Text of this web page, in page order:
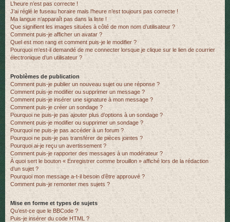
L’heure n’est pas correcte !
J’ai réglé le fuseau horaire mais l’heure n’est toujours pas correcte !
Ma langue n’apparaît pas dans la liste !
Que signifient les images situées à côté de mon nom d’utilisateur ?
Comment puis-je afficher un avatar ?
Quel est mon rang et comment puis-je le modifier ?
Pourquoi m’est-il demandé de me connecter lorsque je clique sur le lien de courrier
électronique d’un utilisateur ?
Problèmes de publication
Comment puis-je publier un nouveau sujet ou une réponse ?
Comment puis-je modifier ou supprimer un message ?
Comment puis-je insérer une signature à mon message ?
Comment puis-je créer un sondage ?
Pourquoi ne puis-je pas ajouter plus d’options à un sondage ?
Comment puis-je modifier ou supprimer un sondage ?
Pourquoi ne puis-je pas accéder à un forum ?
Pourquoi ne puis-je pas transférer de pièces jointes ?
Pourquoi ai-je reçu un avertissement ?
Comment puis-je rapporter des messages à un modérateur ?
À quoi sert le bouton « Enregistrer comme brouillon » affiché lors de la rédaction
d’un sujet ?
Pourquoi mon message a-t-il besoin d’être approuvé ?
Comment puis-je remonter mes sujets ?
Mise en forme et types de sujets
Qu’est-ce que le BBCode ?
Puis-je insérer du code HTML ?